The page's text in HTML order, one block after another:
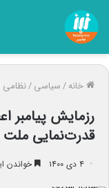
خانه/سیاسی/نظامی
رزمایش پیامبر
قدرت‌نمایی ملت
۴ دی ۱۴۰۰ خواندن این مطلب